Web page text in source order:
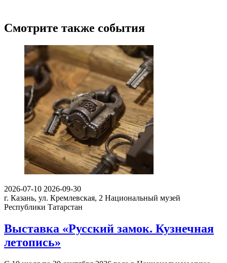
Смотрите также события
2026-07-10 2026-09-30
г. Казань, ул. Кремлевская, 2 Национальный музей
Республики Татарстан
Выставка «Русский замок. Кузнечная
летопись»